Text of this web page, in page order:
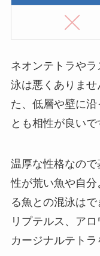
ネオンテトラや
泳は悪くありま
た、低層や壁に
とも相性が良いで
温厚な性格なの
性が荒い魚や自
る魚との混泳は
リプテルス、ア
カージナルテトラ